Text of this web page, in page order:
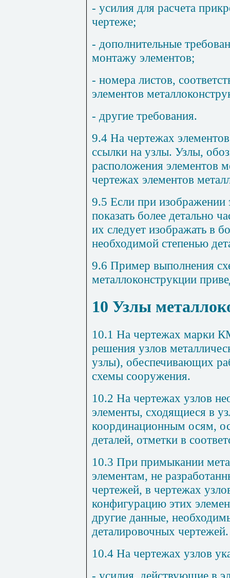
- усилия для расчета
чертеже;
- дополнительные
монтажу элементов;
- номера листов,
элементов
- другие требования.
9.4 На чертежах
ссылки на узлы. Узлы,
расположения элементов
чертежах элементов
9.5 Если при изображении
показать более детально
их следует изображать в
необходимой степенью
9.6 Пример выполнения
металлоконструкции
10 Узлы
10.1 На чертежах марки
решения узлов
узлы), обеспечивающих
схемы сооружения.
10.2 На чертежах узлов
элементы, сходящиеся в
координационным осям,
деталей, отметки в
10.3 При примыкании
элементам, не
чертежей, в чертежах
конфигурацию этих
другие данные,
деталировочных чертежей.
10.4 На чертежах узлов
- усилия, действующие в